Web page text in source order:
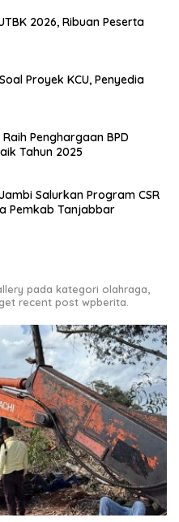
2026, Ribuan Peserta
Proyek KCU, Penyedia
Penghargaan BPD
Tahun 2025
Salurkan Program CSR
Pemkab Tanjabbar
pada kategori olahraga,
recent post wpberita.